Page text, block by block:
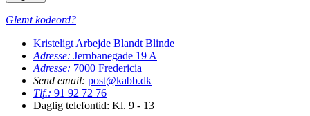
Glemt kodeord?
Kristeligt Arbejde Blandt Blinde
Adresse: Jernbanegade 19 A
Adresse: 7000 Fredericia
Send email: post@kabb.dk
Tlf.: 91 92 72 76
Daglig telefontid: Kl. 9 - 13